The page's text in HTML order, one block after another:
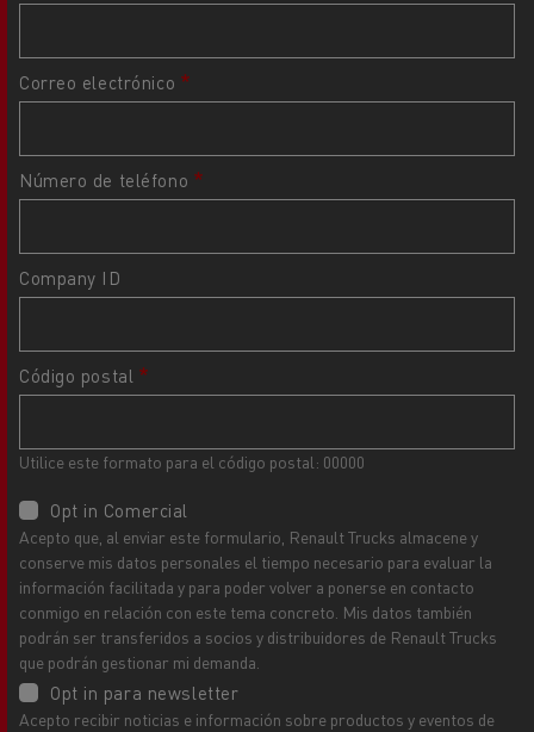
Correo electrónico
Número de teléfono
Company ID
Código postal
Utilice este formato para el código postal: 00000
Opt in Comercial
Acepto que, al enviar este formulario, Renault Trucks almacene y
conserve mis datos personales el tiempo necesario para evaluar la
información facilitada y para poder volver a ponerse en contacto
conmigo en relación con este tema concreto. Mis datos también
podrán ser transferidos a socios y distribuidores de Renault Trucks
que podrán gestionar mi demanda.
Opt in para newsletter
Acepto recibir noticias e información sobre productos y eventos de